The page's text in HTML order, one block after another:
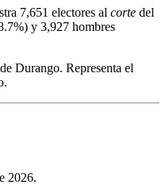
7,651 electores al corte del
) y 3,927 hombres
Durango. Representa el
2026.